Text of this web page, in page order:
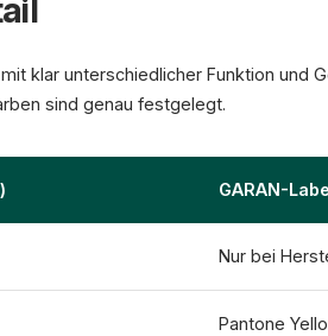
klar unterschiedlicher Funktion und
sind genau festgelegt.
GARAN-
Nur bei
Pantone